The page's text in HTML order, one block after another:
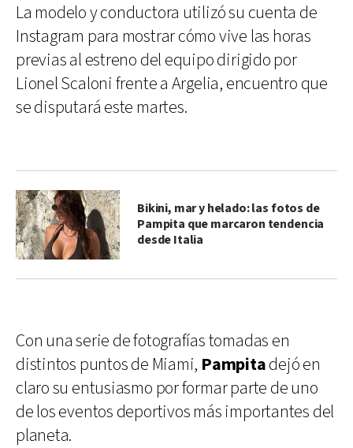
La modelo y conductora utilizó su cuenta de
Instagram para mostrar cómo vive las horas
previas al estreno del equipo dirigido por
Lionel Scaloni frente a Argelia, encuentro que
se disputará este martes.
Bikini, mar y helado: las fotos de
Pampita que marcaron tendencia
desde Italia
Con una serie de fotografías tomadas en
distintos puntos de Miami, Pampitadejó en
claro su entusiasmo por formar parte de uno
de los eventos deportivos más importantes del
planeta.